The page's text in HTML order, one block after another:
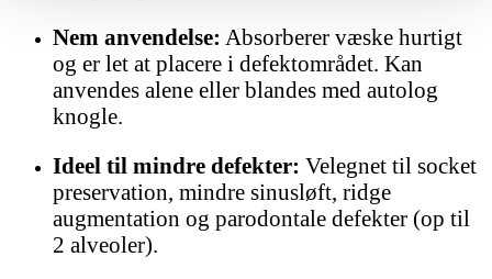
Nem anvendelse: Absorberer væske hurtigt
og er let at placere i defektområdet. Kan
anvendes alene eller blandes med autolog
knogle.
Ideel til mindre defekter: Velegnet til socket
preservation, mindre sinusløft, ridge
augmentation og parodontale defekter (op til
2 alveoler).